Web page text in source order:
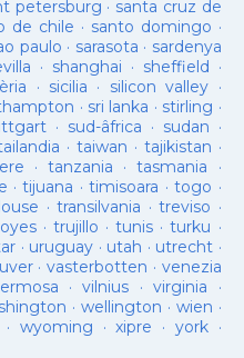
petersburg · santa cruz de
de chile · santo domingo ·
paulo · sarasota · sardenya
· shanghai · sheffield ·
· sicilia · silicon valley ·
· sri lanka · stirling ·
· sud-âfrica · sudan ·
·taiwan · tajikistan ·
· tanzania ·tasmania ·
·tijuana ·timisoara ·togo ·
·transilvania ·treviso ·
·trujillo ·tunis ·turku ·
· uruguay · utah · utrecht ·
· vasterbotten · venezia
·vilnius ·virginia ·
· wellington · wien ·
· wyoming ·xipre · york·